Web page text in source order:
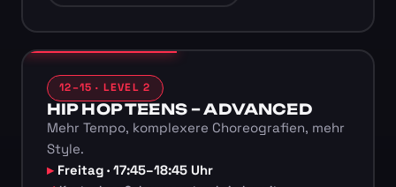
12–15 · LEVEL 2
HIP HOP TEENS – ADVANCED
Mehr Tempo, komplexere Choreografien, mehr
Style.
Freitag · 17:45–18:45 Uhr